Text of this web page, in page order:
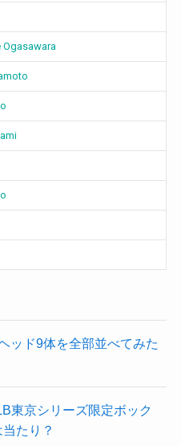
ッド9体を全部並べてみた
東京シリーズ限定ボック
たり？